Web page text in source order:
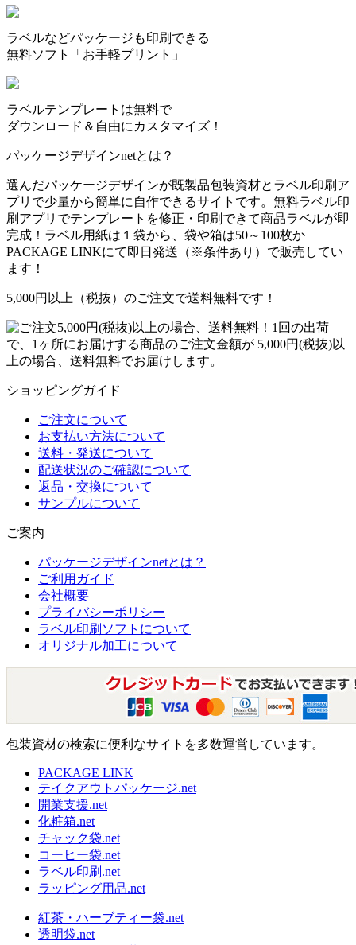
ラベルなどパッケージも印刷できる
無料ソフト「お手軽プリント」
ラベルテンプレートは無料で
ダウンロード＆自由にカスタマイズ！
パッケージデザインnetとは？
選んだパッケージデザインが既製品包装資材とラベル印刷ア
プリで少量から簡単に自作できるサイトです。無料ラベル印
刷アプリでテンプレートを修正・印刷できて商品ラベルが即
完成！ラベル用紙は１袋から、袋や箱は50～100枚か
PACKAGE LINKにて即日発送 （※条件あり） で販売してい
ます！
5,000円以上（税抜）のご注文で送料無料です！
1回の出荷
で、1ヶ所にお届けする商品のご注文金額が 5,000円(税抜)以
上の場合、送料無料でお届けします。
ショッピングガイド
ご注文について
お支払い方法について
送料・発送について
配送状況のご確認について
返品・交換について
サンプルについて
ご案内
パッケージデザインnetとは？
ご利用ガイド
会社概要
プライバシーポリシー
ラベル印刷ソフトについて
オリジナル加工について
包装資材の検索に便利なサイトを多数運営しています。
PACKAGE LINK
テイクアウトパッケージ.net
開業支援.net
化粧箱.net
チャック袋.net
コーヒー袋.net
ラベル印刷.net
ラッピング用品.net
紅茶・ハーブティー袋.net
透明袋.net